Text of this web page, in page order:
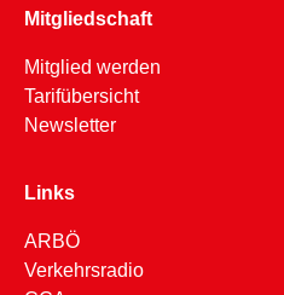
Mitgliedschaft
Mitglied werden
Tarifübersicht
Newsletter
Links
ARBÖ
Verkehrsradio